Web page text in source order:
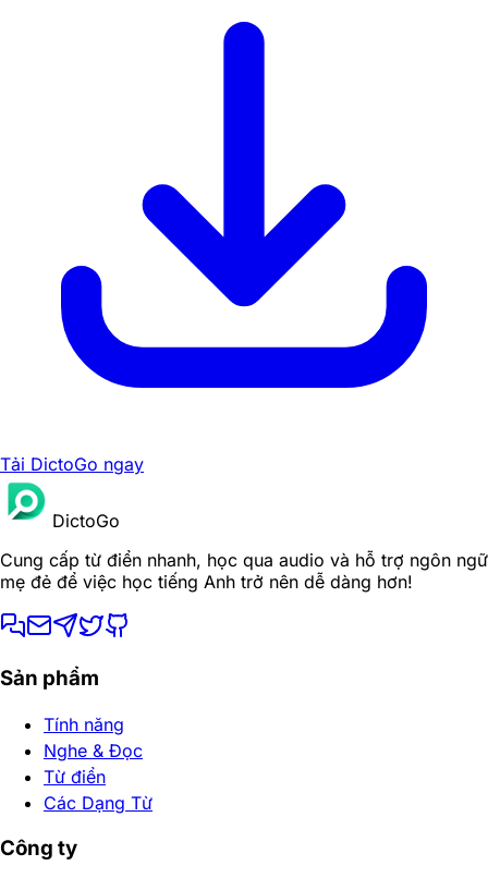
Tải DictoGo ngay
DictoGo
Cung cấp từ điển nhanh, học qua audio và hỗ trợ ngôn ngữ
mẹ đẻ để việc học tiếng Anh trở nên dễ dàng hơn!
Sản phẩm
Tính năng
Nghe & Đọc
Từ điển
Các Dạng Từ
Công ty